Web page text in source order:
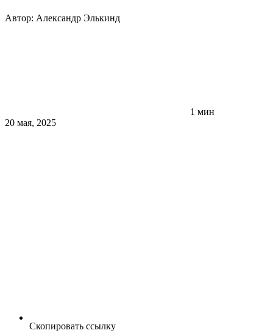
Автор: Александр Элькинд
1 мин
20 мая, 2025
Скопировать ссылку